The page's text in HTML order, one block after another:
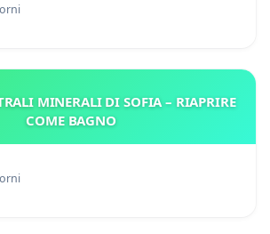
MINERALI DI SOFIA – RIAPRIRE
COME BAGNO